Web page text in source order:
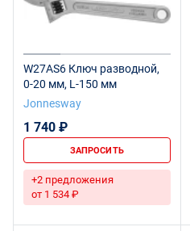
W27AS6 Ключ разводной,
0-20 мм, L-150 мм
Jonnesway
1 740 ₽
ЗАПРОСИТЬ
+2 предложения
от 1 534 ₽